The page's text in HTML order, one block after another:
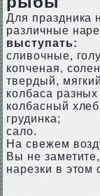
Для праздника
различные
выступать:
сливочные,
копченая,
твердый,
колбаса
колбасный
грудинка;
сало.
На свежем
Вы не
нарезки в этом